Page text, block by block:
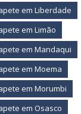
em Liberdade
em Limão
em Mandaqui
em Moema
em Morumbi
em Osasco